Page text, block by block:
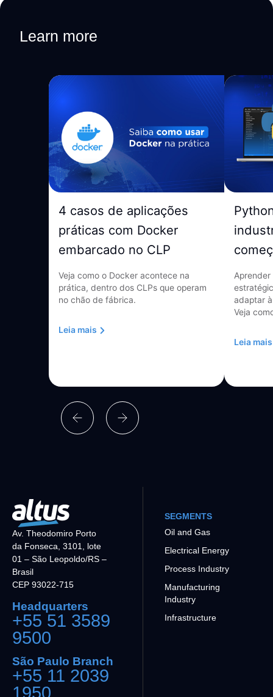
Learn more
4 casos de aplicações
práticas com Docker
embarcado no CLP
Veja como o Docker acontece na
prática, dentro dos CLPs que operam
no chão de fábrica.
Leia mais
adaptar
Veja
Leia mais
Av. Theodomiro Porto
da Fonseca, 3101, lote
01 – São Leopoldo/RS –
Brasil
CEP 93022-715
Headquarters
+55 51 3589
9500
São Paulo Branch
+55 11 2039
1950
SEGMENTS
Oil and Gas
Electrical Energy
Process Industry
Manufacturing
Industry
Infrastructure